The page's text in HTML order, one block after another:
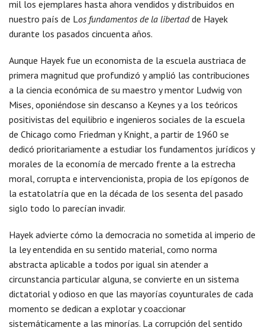
mil los ejemplares hasta ahora vendidos y distribuidos en
nuestro país de Los fundamentos de la libertadde Hayek
durante los pasados cincuenta años.
Aunque Hayek fue un economista de la escuela austriaca de
primera magnitud que profundizó y amplió las contribuciones
a la ciencia económica de su maestro y mentor Ludwig von
Mises, oponiéndose sin descanso a Keynes y a los teóricos
positivistas del equilibrio e ingenieros sociales de la escuela
de Chicago como Friedman y Knight, a partir de 1960 se
dedicó prioritariamente a estudiar los fundamentos jurídicos y
morales de la economía de mercado frente a la estrecha
moral, corrupta e intervencionista, propia de los epígonos de
la estatolatría que en la década de los sesenta del pasado
siglo todo lo parecían invadir.
Hayek advierte cómo la democracia no sometida al imperio de
la ley entendida en su sentido material, como norma
abstracta aplicable a todos por igual sin atender a
circunstancia particular alguna, se convierte en un sistema
dictatorial y odioso en que las mayorías coyunturales de cada
momento se dedican a explotar y coaccionar
sistemáticamente a las minorías. La corrupción del sentido